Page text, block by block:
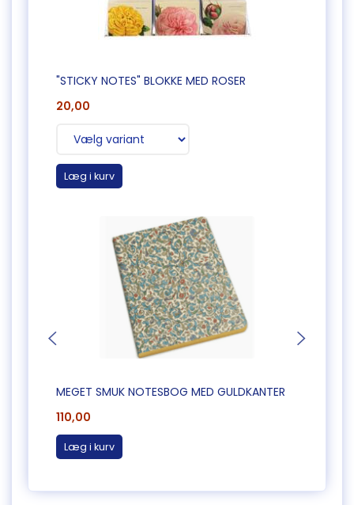
"STICKY NOTES" BLOKKE MED ROSER
20,00
Læg i kurv
MEGET SMUK NOTESBOG MED GULDKANTER
110,00
Læg i kurv